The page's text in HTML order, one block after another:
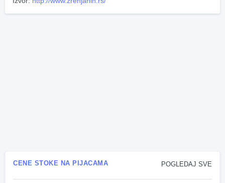
POGLEDAJ SVE
CENE STOKE NA PIJACAMA